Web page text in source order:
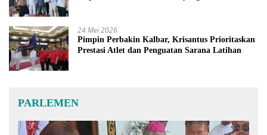
24 Mei 2026
Pimpin Perbakin Kalbar, Krisantus Prioritaskan
Prestasi Atlet dan Penguatan Sarana Latihan
PARLEMEN